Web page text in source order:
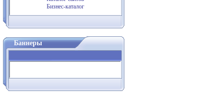
Бизнес-каталог
Баннеры